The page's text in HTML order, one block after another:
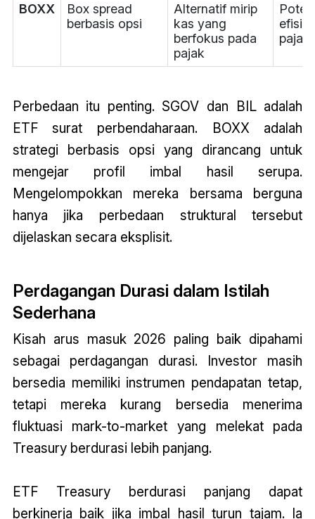
BOXX
Box spread
berbasis opsi
Alternatif mirip
kas yang
berfokus pada
pajak
pajak
Perbedaan itu penting. SGOV dan BIL adalah
ETF surat perbendaharaan. BOXX adalah
strategi berbasis opsi yang dirancang untuk
mengejar profil imbal hasil serupa.
Mengelompokkan mereka bersama berguna
hanya jika perbedaan struktural tersebut
dijelaskan secara eksplisit.
Perdagangan Durasi dalam Istilah
Sederhana
Kisah arus masuk 2026 paling baik dipahami
sebagai perdagangan durasi. Investor masih
bersedia memiliki instrumen pendapatan tetap,
tetapi mereka kurang bersedia menerima
fluktuasi mark-to-market yang melekat pada
Treasury berdurasi lebih panjang.
ETF Treasury berdurasi panjang dapat
berkinerja baik jika imbal hasil turun tajam. Ia